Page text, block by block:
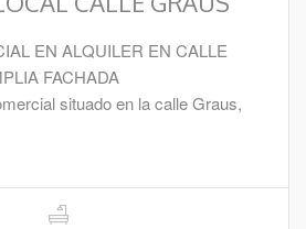
EN ALQUILER EN CALLE
FACHADA
situado en la calle Graus,